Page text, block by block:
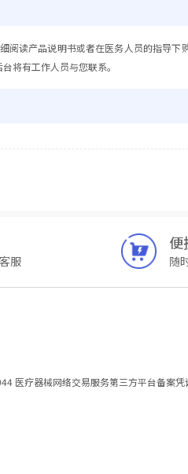
阅读产品说明书或者在医务人员的指导下
有工作人员与您联系。
服
便
随
医疗器械网络交易服务第三方平台备案凭